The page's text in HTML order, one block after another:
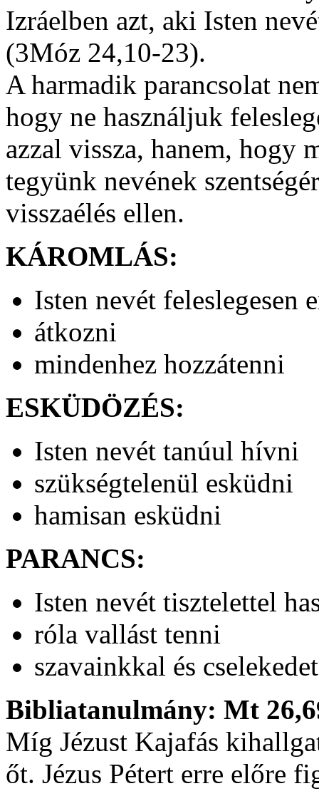
Izráelben azt, aki Isten
(3Móz 24,10-23).
A harmadik parancsolat
hogy ne használjuk
azzal vissza, hanem, hogy
tegyünk nevének
visszaélés ellen.
KÁROMLÁS:
Isten nevét
átkozni
mindenhez hozzátenni
ESKÜDÖZÉS:
Isten nevét tanúul hívni
szükségtelenül esküdni
hamisan esküdni
PARANCS:
Isten nevét tisztelettel
róla vallást tenni
szavainkkal és
Bibliatanulmány: Mt
Míg Jézust Kajafás
őt. Jézus Pétert erre előre